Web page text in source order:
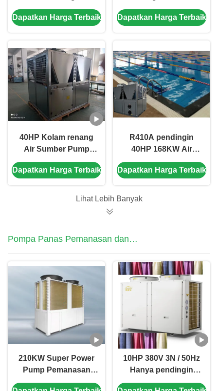
Sumber Pump Panas
Produsen
Dapatkan Harga Terbaik
Besar 50HP ramah
lingkungan
Dapatkan Harga Terbaik
40HP Kolam renang
Air Sumber Pump
Panas 304 Lembar
Logam 304 Shell
Dapatkan Harga Terbaik
R410A pendingin
40HP 168KW Air
Sumber Pump Panas
Untuk Kolam Renang
Dapatkan Harga Terbaik
Lihat Lebih Banyak
Pompa Panas Pemanasan dan
Pendinginan
210KW Super Power
Pump Pemanasan
dan Pendinginan
10HP 380V 3N / 50Hz
Hanya pendingin
Pump panas untuk